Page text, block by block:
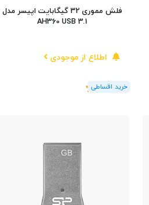
فلش مموری 32 گیگابایت اپیسر مدل
AH360 USB 3.1
اطلاع از موجودی
(1رای)
5